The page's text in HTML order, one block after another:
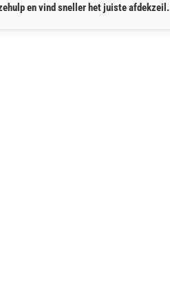
en vind sneller het juiste afdekzeil.